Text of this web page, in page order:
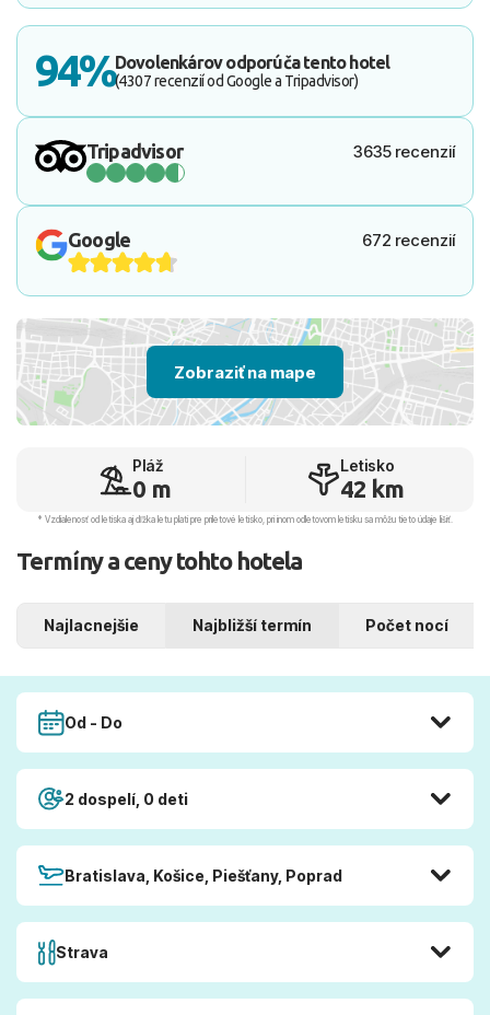
94%Dovolenkárov odporúča tento hotel
(4307 recenzií od Google a Tripadvisor)
Tripadvisor 3635 recenzií
Google 672 recenzií
Zobraziť na mape
Pláž
0 m
Letisko
42 km
* Vzdialenosť od letiska aj dľžka letu platí pre príletové letisko, pri inom odletovom letisku sa môžu tieto údaje líšiť.
Termíny a ceny tohto hotela
Najlacnejšie Najbližší termín Počet nocí
Od - Do
2 dospelí, 0 deti
Bratislava, Košice, Piešťany, Poprad
Strava